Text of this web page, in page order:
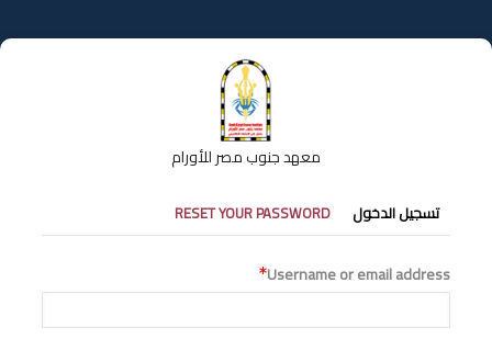
إلى
المحتوى
معهد جنوب مصر للأورام
التبويبات
الأساسية
تسجيل الدخول RESET YOUR PASSWORD
Username or email address